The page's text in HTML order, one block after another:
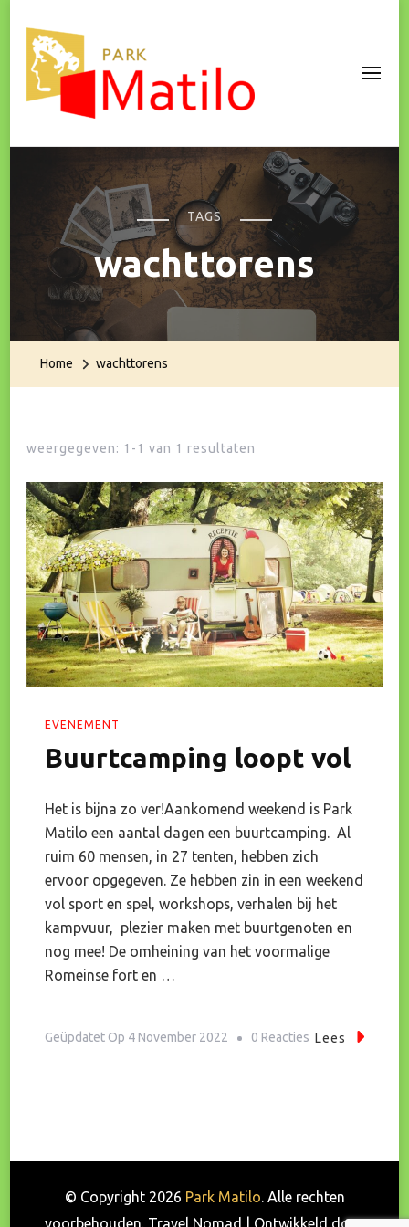
Park Matilo
TAGS
wachttorens
Home wachttorens
weergegeven: 1-1 van 1 resultaten
EVENEMENT
Buurtcamping loopt vol
Het is bijna zo ver!Aankomend weekend is Park
Matilo een aantal dagen een buurtcamping. Al
ruim 60 mensen, in 27 tenten, hebben zich
ervoor opgegeven. Ze hebben zin in een weekend
vol sport en spel, workshops, verhalen bij het
kampvuur, plezier maken met buurtgenoten en
nog mee! De omheining van het voormalige
Romeinse fort en …
Geüpdatet Op 4 November 2022 0 Reacties Op
Lees
© Copyright 2026 Park Matilo. Alle rechten